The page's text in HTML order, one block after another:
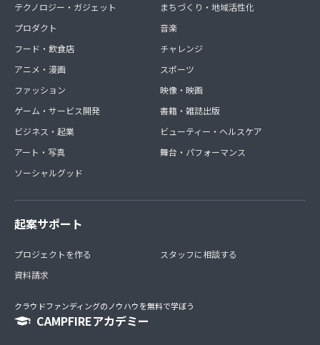
テクノロジー・ガジェット
プロダクト
フード・飲食店
アニメ・漫画
ファッション
ゲーム・サービス開発
ビジネス・起業
アート・写真
ソーシャルグッド
まちづくり・地域活性化
音楽
チャレンジ
スポーツ
映像・映画
書籍・雑誌出版
ビューティー・ヘルスケア
舞台・パフォーマンス
起案サポート
プロジェクトを作る
資料請求
スタッフに相談する
クラウドファンディングのノウハウを無料で学ぼう
CAMPFIREアカデミー